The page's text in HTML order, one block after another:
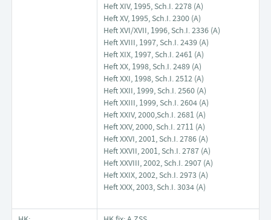
Heft XIV, 1995, Sch.I. 2278 (A)
Heft XV, 1995, Sch.I. 2300 (A)
Heft XVI/XVII, 1996, Sch.I. 2336 (A)
Heft XVIII, 1997, Sch.I. 2439 (A)
Heft XIX, 1997, Sch.I. 2461 (A)
Heft XX, 1998, Sch.I. 2489 (A)
Heft XXI, 1998, Sch.I. 2512 (A)
Heft XXII, 1999, Sch.I. 2560 (A)
Heft XXIII, 1999, Sch.I. 2604 (A)
Heft XXIV, 2000,Sch.I. 2681 (A)
Heft XXV, 2000, Sch.I. 2711 (A)
Heft XXVI, 2001, Sch.I. 2786 (A)
Heft XXVII, 2001, Sch.I. 2787 (A)
Heft XXVIII, 2002, Sch.I. 2907 (A)
Heft XXIX, 2002, Sch.I. 2973 (A)
Heft XXX, 2003, Sch.I. 3034 (A)